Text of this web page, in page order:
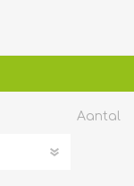
Aantal